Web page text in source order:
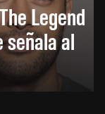
Legend
señala al